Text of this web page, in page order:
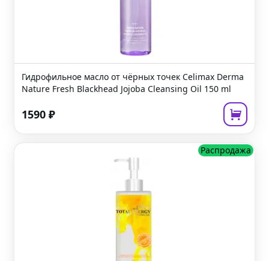
Гидрофильное масло от чёрных точек Celimax Derma
Nature Fresh Blackhead Jojoba Cleansing Oil 150 ml
1590 ₽
Распродажа